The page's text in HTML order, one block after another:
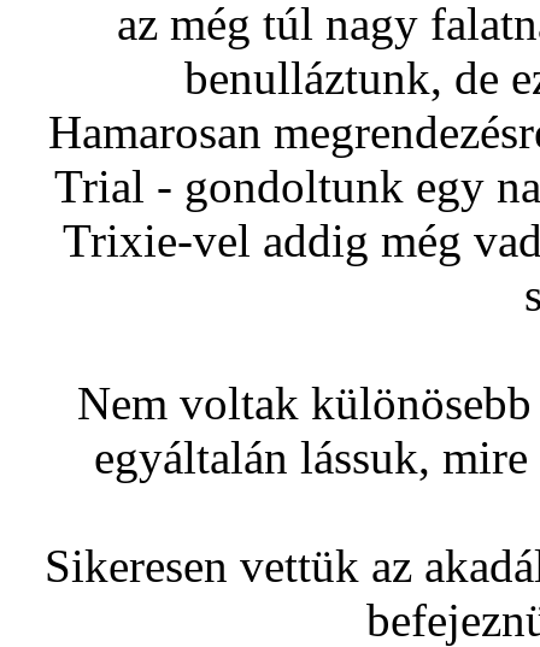
az még túl nagy
benulláztunk, de
Hamarosan
Trial - gondoltunk egy
Trixie-vel addig még
Nem voltak
egyáltalán lássuk,
Sikeresen vettük az